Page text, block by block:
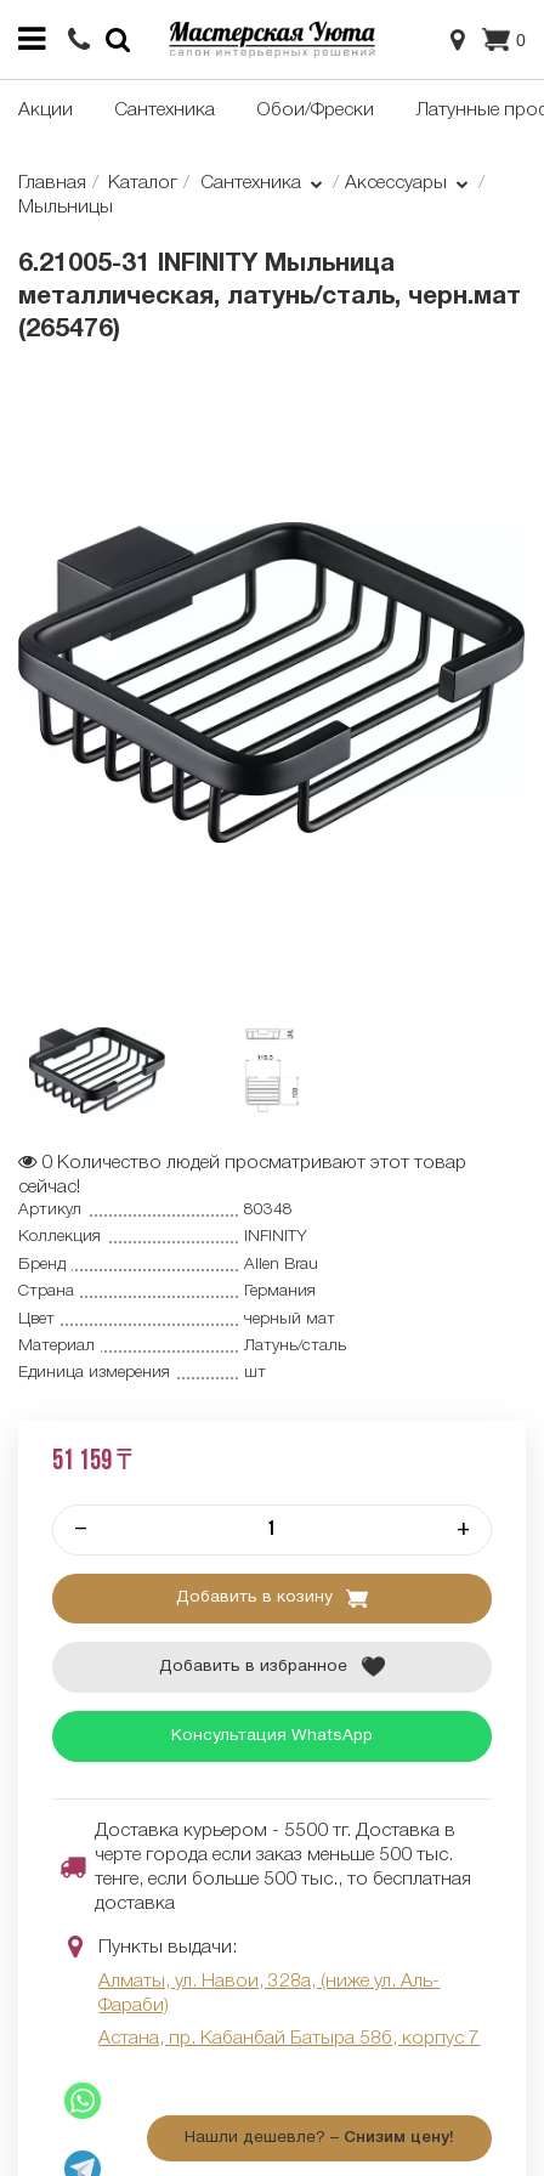
0
Акции Сантехника Обои/Фрески Латунные
Главная Каталог Сантехника
Аксессуары
Мыльницы
6.21005-31 INFINITY Мыльница
металлическая, латунь/сталь, черн.мат
(265476)
0 Количество людей просматривают этот товар
сейчас!
Артикул
80348
Коллекция
INFINITY
Бренд
Allen Brau
Страна
Германия
Цвет
черный мат
Материал
Латунь/сталь
Единица измерения
шт
51 159 ₸
– +
Добавить в козину
Добавить в избранное
Консультация WhatsApp
Доставка курьером - 5500 тг. Доставка в
черте города если заказ меньше 500 тыс.
тенге, если больше 500 тыс., то бесплатная
доставка
Пункты выдачи:
Алматы, ул. Навои, 328а, (ниже ул. Аль-
Фараби)
Астана, пр. Кабанбай Батыра 58б, корпус 7
Нашли дешевле? – Снизим цену!